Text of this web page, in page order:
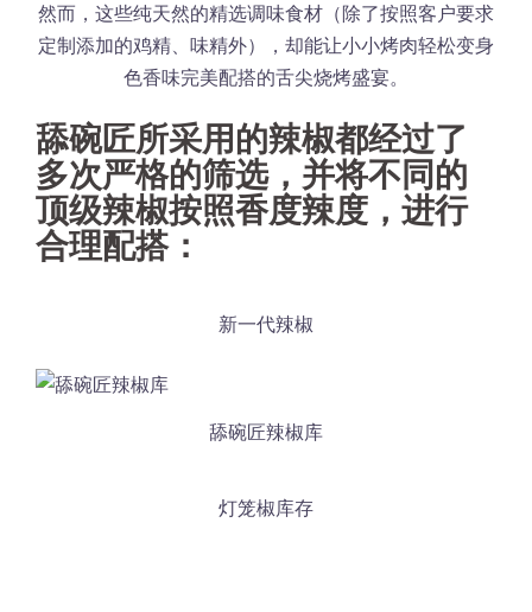
然而，这些纯天然的精选调味食材（除了按照客户要求
定制添加的鸡精、味精外），却能让小小烤肉轻松变身
色香味完美配搭的舌尖烧烤盛宴。
舔碗匠所采用的辣椒都经过了
多次严格的筛选，并将不同的
顶级辣椒按照香度辣度，进行
合理配搭：
新一代辣椒
舔碗匠辣椒库
灯笼椒库存